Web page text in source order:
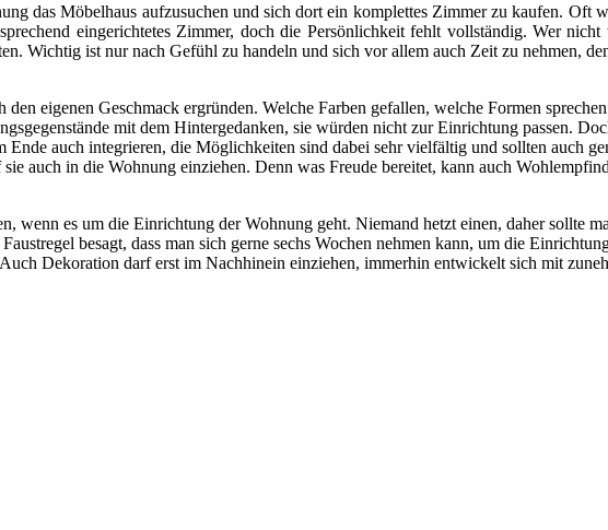
das Möbelhaus aufzusuchen und sich dort ein komplettes Zimmer zu kaufen. Oft
eingerichtetes Zimmer, doch die Persönlichkeit fehlt vollständig. Wer
Wichtig ist nur nach Gefühl zu handeln und sich vor allem auch Zeit zu nehmen,
eigenen Geschmack ergründen. Welche Farben gefallen, welche Formen
mit dem Hintergedanken, sie würden nicht zur Einrichtung passen.
Ende auch integrieren, die Möglichkeiten sind dabei sehr vielfältig und sollten auch
auch in die Wohnung einziehen. Denn was Freude bereitet, kann auch
wenn es um die Einrichtung der Wohnung geht. Niemand hetzt einen, daher sollte
besagt, dass man sich gerne sechs Wochen nehmen kann, um die
Dekoration darf erst im Nachhinein einziehen, immerhin entwickelt sich mit